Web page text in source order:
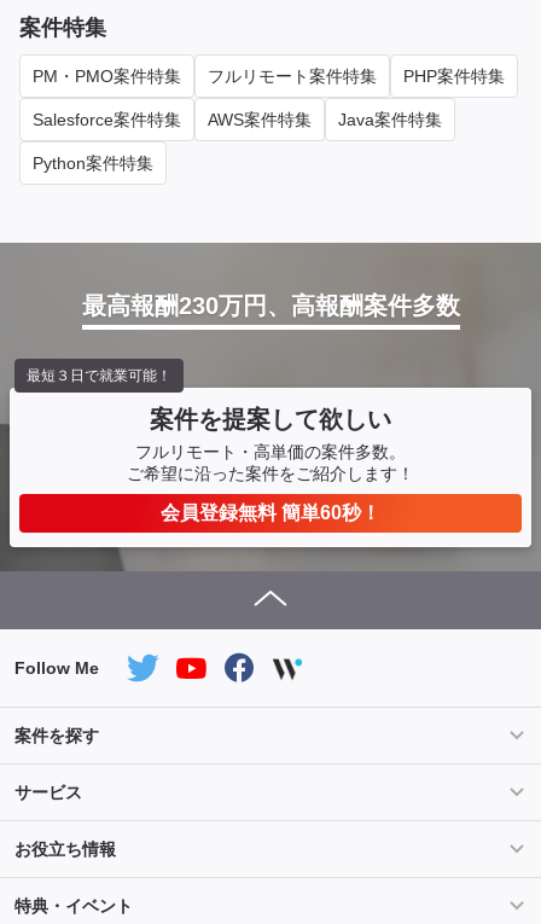
案件特集
PM・PMO案件特集 フルリモート案件特集 PHP案件特集
Salesforce案件特集 AWS案件特集 Java案件特集
Python案件特集
最高報酬230万円、高報酬案件多数
案件を提案して欲しい
フルリモート・高単価の案件多数。
ご希望に沿った案件をご紹介します！
会員登録無料 簡単60秒！
最短３日で就業可能！
Follow Me
案件を探す
条件を指定して案件を探す
Salesforce案件特集 AWS案件特集
サービス
サービス紹介
ご登録から参画までの流れ フリーランスの声
お役立ち情報
ライフ
特典・イベント